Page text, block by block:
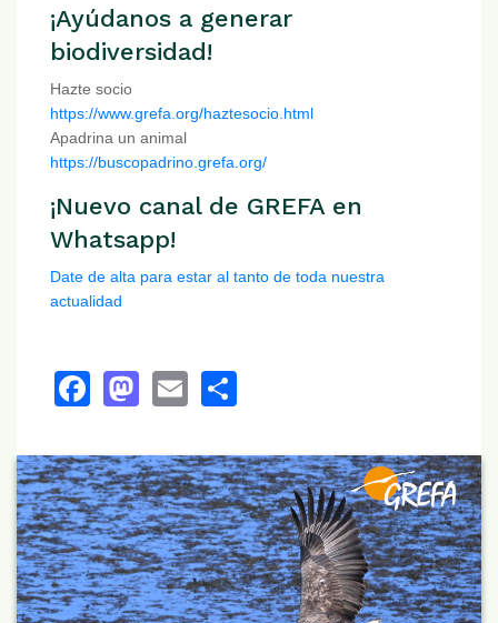
¡Ayúdanos a generar
biodiversidad!
Hazte socio
https://www.grefa.org/haztesocio.html
Apadrina un animal
https://buscopadrino.grefa.org/
¡Nuevo canal de GREFA en
Whatsapp!
Date de alta para estar al tanto de toda nuestra
actualidad
Facebook
Mastodon
Email